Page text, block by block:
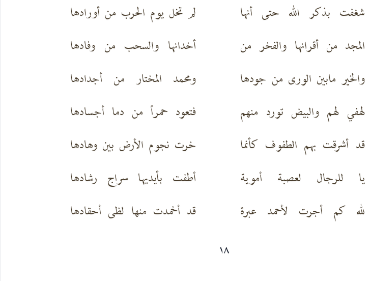
شغفت بذكر الله حتى أنها
لم تخل يوم الحرب من أورادها
المجد من أقرانها والفخر من
أخدانها والسحب من وفادها
والخير مابين الورى من جودها
ومحمد المختار من أجدادها
لهفي لهم والبيض تورد منهم
فتعود حمراً من دما أجسادها
قد أشرقت بهم الطفوف كأنما
خرت نجوم الأرض بين وهادها
يا للرجال لعصبة أموية
أطفت بأيديها سراج رشادها
لله كم أجرت لأحمد عبرة
قد أخمدت منها لظى أحقادها
١٨